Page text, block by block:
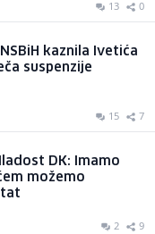
13 0
kaznila Ivetića
suspenzije
15 7
DK: Imamo
možemo
2 9